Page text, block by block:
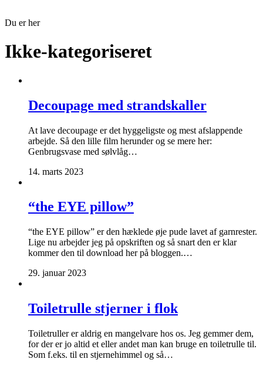
Du er her
Ikke-kategoriseret
Decoupage med strandskaller
At lave decoupage er det hyggeligste og mest afslappende
arbejde. Så den lille film herunder og se mere her:
Genbrugsvase med sølvlåg…
14. marts 2023
“the EYE pillow”
“the EYE pillow” er den hæklede øje pude lavet af garnrester.
Lige nu arbejder jeg på opskriften og så snart den er klar
kommer den til download her på bloggen.…
29. januar 2023
Toiletrulle stjerner i flok
Toiletruller er aldrig en mangelvare hos os. Jeg gemmer dem,
for der er jo altid et eller andet man kan bruge en toiletrulle til.
Som f.eks. til en stjernehimmel og så…